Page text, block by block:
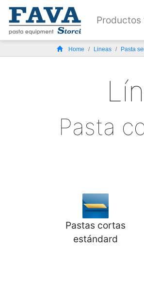
Productos
Home Lineas Pasta
Pasta
Pastas cortas
estándard